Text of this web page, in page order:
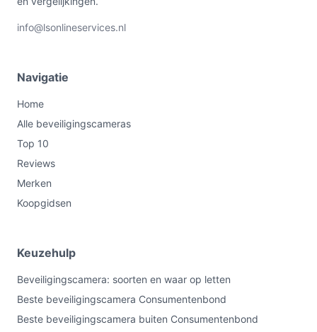
info@lsonlineservices.nl
Navigatie
Home
Alle beveiligingscameras
Top 10
Reviews
Merken
Koopgidsen
Keuzehulp
Beveiligingscamera: soorten en waar op letten
Beste beveiligingscamera Consumentenbond
Beste beveiligingscamera buiten Consumentenbond